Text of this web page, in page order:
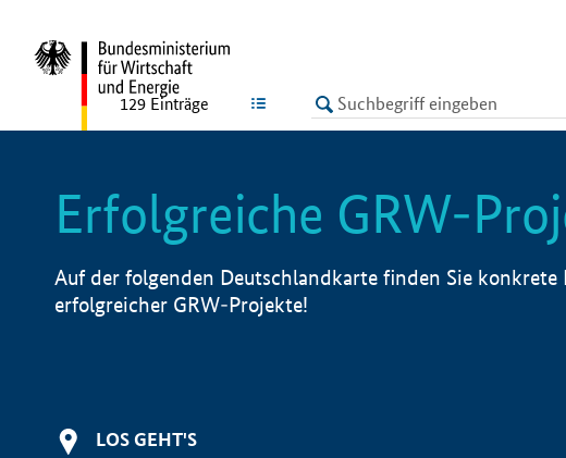
LISTE
129 Einträge
Erfolgreiche GRW-
Auf der folgenden Deutschlandkarte finden Sie konkrete
erfolgreicher GRW-Projekte!
LOS GEHT'S